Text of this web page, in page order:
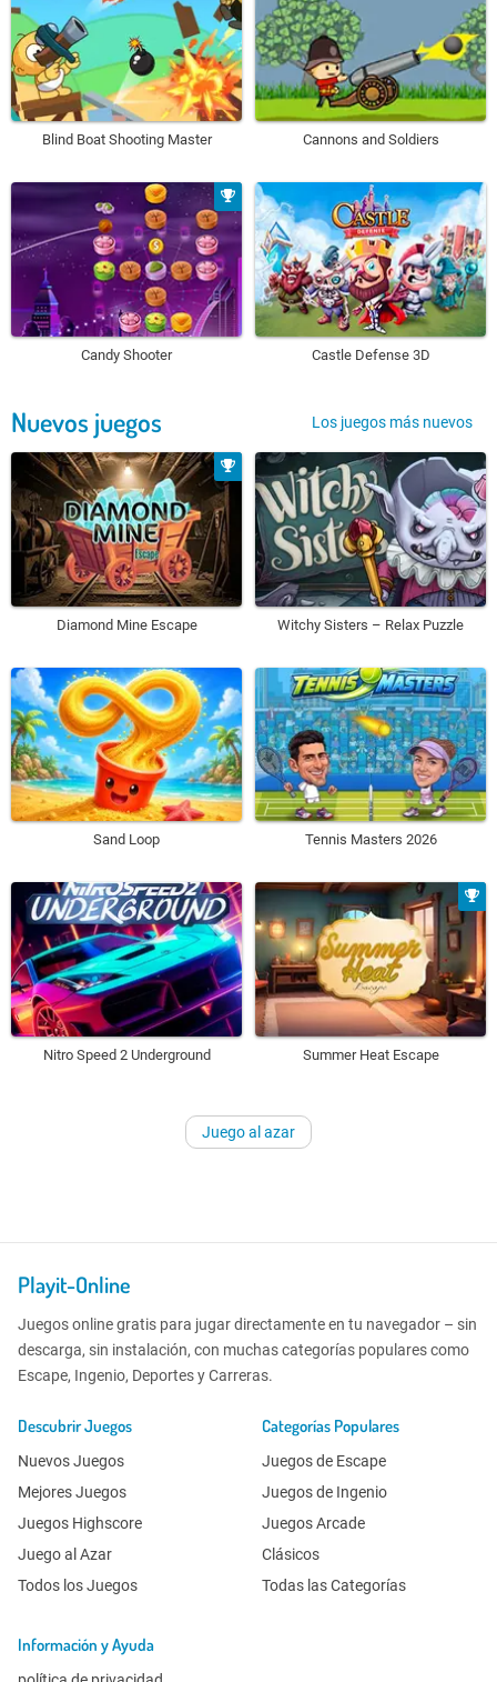
Blind Boat Shooting Master Cannons and Soldiers
Candy Shooter Castle Defense 3D
Nuevos juegos Los juegos más nuevos
Diamond Mine Escape Witchy Sisters – Relax Puzzle
Sand Loop Tennis Masters 2026
Nitro Speed 2 Underground Summer Heat Escape
Juego al azar
Playit-Online
Juegos online gratis para jugar directamente en tu navegador – sin
descarga, sin instalación, con muchas categorías populares como
Escape, Ingenio, Deportes y Carreras.
Descubrir Juegos
Nuevos Juegos
Mejores Juegos
Juegos Highscore
Juego al Azar
Todos los Juegos
Categorías Populares
Juegos de Escape
Juegos de Ingenio
Juegos Arcade
Clásicos
Todas las Categorías
Información y Ayuda